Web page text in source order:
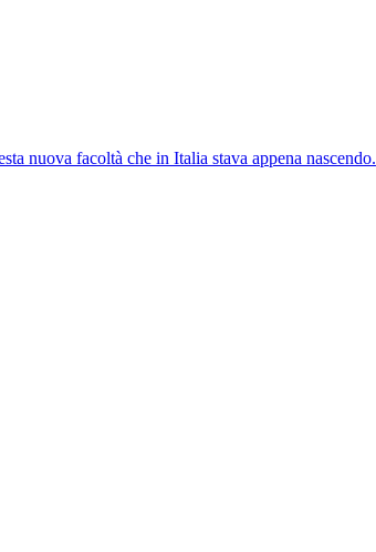
nuova facoltà che in Italia stava appena nascendo.